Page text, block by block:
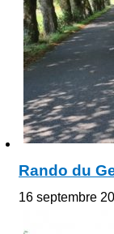
Rando du
16 septembre